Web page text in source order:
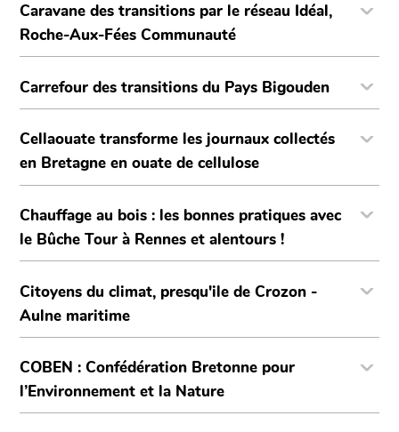
Caravane des transitions par le réseau Idéal,
Roche-Aux-Fées Communauté
Carrefour des transitions du Pays Bigouden
Cellaouate transforme les journaux collectés
en Bretagne en ouate de cellulose
Chauffage au bois : les bonnes pratiques avec
le Bûche Tour à Rennes et alentours !
Citoyens du climat, presqu'ile de Crozon -
Aulne maritime
COBEN : Confédération Bretonne pour
l’Environnement et la Nature